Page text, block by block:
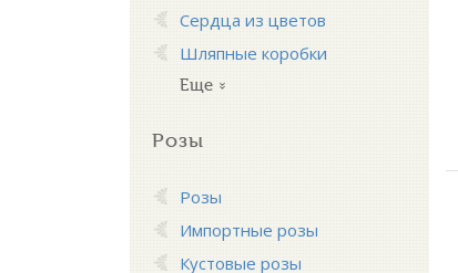
Сердца из цветов
Шляпные коробки
Еще
Розы
Розы
Импортные розы
Кустовые розы